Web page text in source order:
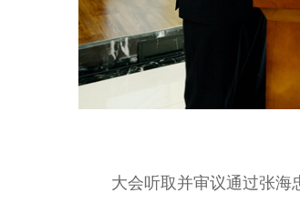
大会听取并审议通过张海忠